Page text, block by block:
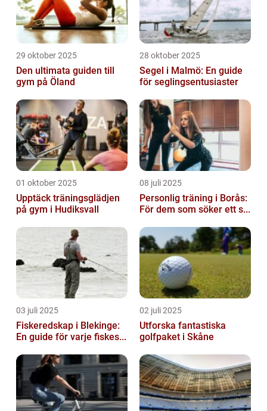
29 oktober 2025
Den ultimata guiden till
gym på Öland
28 oktober 2025
Segel i Malmö: En guide
för seglingsentusiaster
01 oktober 2025
Upptäck träningsglädjen
på gym i Hudiksvall
08 juli 2025
Personlig träning i Borås:
För dem som söker ett s...
03 juli 2025
Fiskeredskap i Blekinge:
En guide för varje fiskes...
02 juli 2025
Utforska fantastiska
golfpaket i Skåne